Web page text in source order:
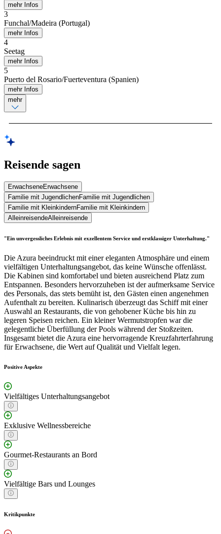
mehr Infos
3
Funchal/Madeira (Portugal)
mehr Infos
4
Seetag
mehr Infos
5
Puerto del Rosario/Fuerteventura (Spanien)
mehr Infos
mehr
Reisende sagen
ErwachseneErwachsene
Familie mit JugendlichenFamilie mit Jugendlichen
Familie mit KleinkindernFamilie mit Kleinkindern
AlleinreisendeAlleinreisende
"Ein unvergessliches Erlebnis mit exzellentem Service und erstklassiger Unterhaltung."
Die Azura beeindruckt mit einer eleganten Atmosphäre und einem
vielfältigen Unterhaltungsangebot, das keine Wünsche offenlässt.
Die Kabinen sind komfortabel und bieten ausreichend Platz zum
Entspannen. Besonders hervorzuheben ist der aufmerksame Service
des Personals, das stets bemüht ist, den Gästen einen angenehmen
Aufenthalt zu bereiten. Kulinarisch überzeugt das Schiff mit einer
Auswahl an Restaurants, die von gehobener Küche bis hin zu
legeren Speisen reichen. Ein kleiner Wermutstropfen war die
gelegentliche Überfüllung der Pools während der Stoßzeiten.
Insgesamt bietet die Azura eine hervorragende Kreuzfahrterfahrung
für Erwachsene, die Wert auf Qualität und Vielfalt legen.
Positive Aspekte
Vielfältiges Unterhaltungsangebot
Exklusive Wellnessbereiche
Gourmet-Restaurants an Bord
Vielfältige Bars und Lounges
Kritikpunkte